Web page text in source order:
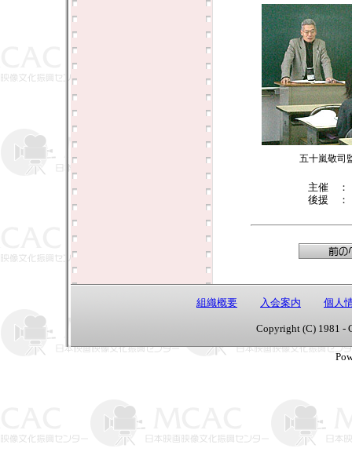
五十嵐敬司
主催
後援
組織概要 入会案内 個人
Copyright (C) 1981 -